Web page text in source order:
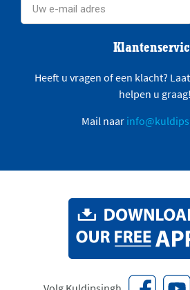
Heeft u vragen of een klacht?
helpen u graag!
Mail naar